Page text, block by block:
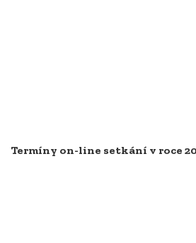
Termíny on-line setkání v roce